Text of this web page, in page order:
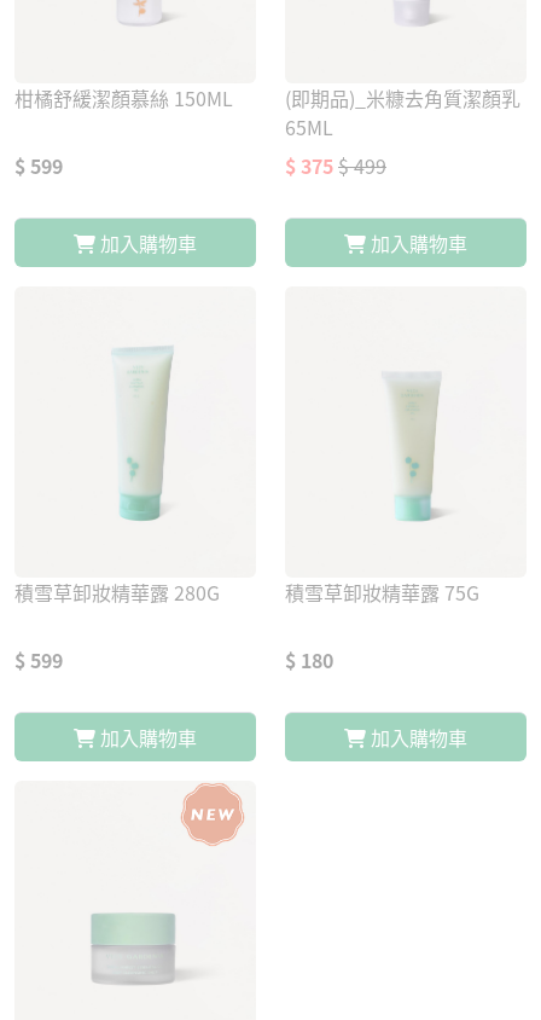
柑橘舒緩潔顏慕絲 150ML
$ 599
加入購物車
(即期品)_米糠去角質潔顏乳
65ML
$ 375$ 499
加入購物車
積雪草卸妝精華露 280G
$ 599
加入購物車
積雪草卸妝精華露 75G
$ 180
加入購物車